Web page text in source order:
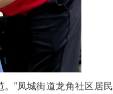
”凤城街道龙角社区居民